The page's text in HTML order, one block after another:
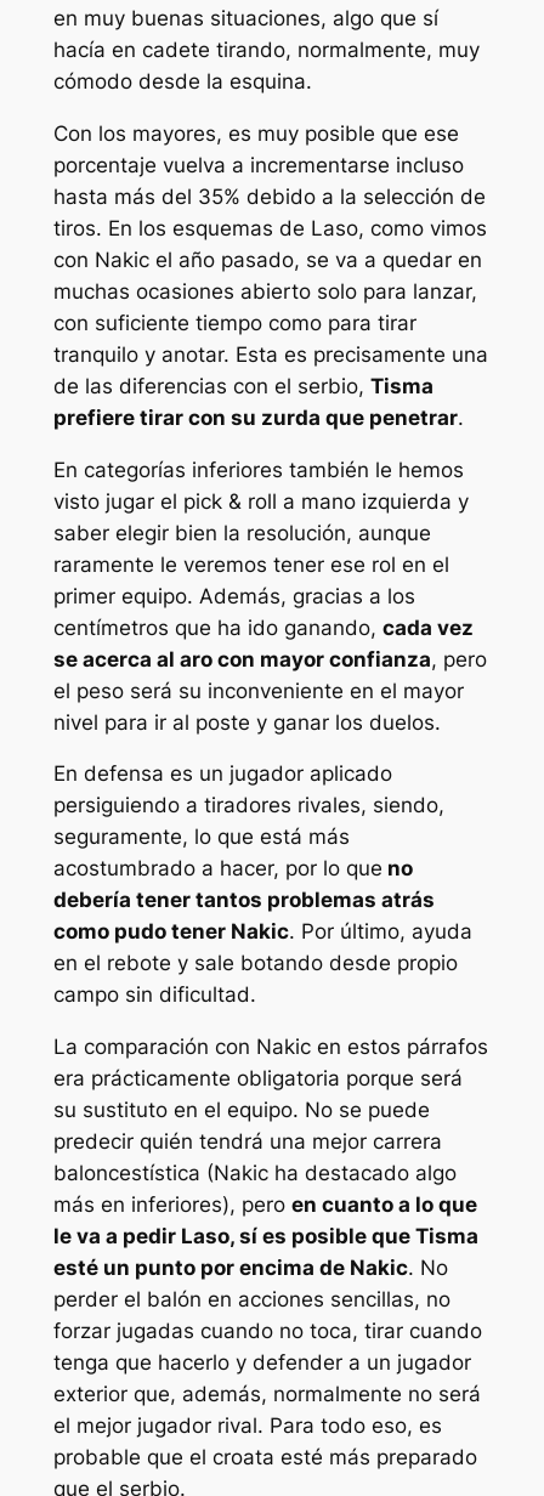
en muy buenas situaciones, algo que sí
hacía en cadete tirando, normalmente, muy
cómodo desde la esquina.
Con los mayores, es muy posible que ese
porcentaje vuelva a incrementarse incluso
hasta más del 35% debido a la selección de
tiros. En los esquemas de Laso, como vimos
con Nakic el año pasado, se va a quedar en
muchas ocasiones abierto solo para lanzar,
con suficiente tiempo como para tirar
tranquilo y anotar. Esta es precisamente una
de las diferencias con el serbio, Tisma
prefiere tirar con su zurda que penetrar.
En categorías inferiores también le hemos
visto jugar el pick & roll a mano izquierda y
saber elegir bien la resolución, aunque
raramente le veremos tener ese rol en el
primer equipo. Además, gracias a los
centímetros que ha ido ganando, cada vez
se acerca al aro con mayor confianza, pero
el peso será su inconveniente en el mayor
nivel para ir al poste y ganar los duelos.
En defensa es un jugador aplicado
persiguiendo a tiradores rivales, siendo,
seguramente, lo que está más
acostumbrado a hacer, por lo que no
debería tener tantos problemas atrás
como pudo tener Nakic. Por último, ayuda
en el rebote y sale botando desde propio
campo sin dificultad.
La comparación con Nakic en estos párrafos
era prácticamente obligatoria porque será
su sustituto en el equipo. No se puede
predecir quién tendrá una mejor carrera
baloncestística (Nakic ha destacado algo
más en inferiores), pero en cuanto a lo que
le va a pedir Laso, sí es posible que Tisma
esté un punto por encima de Nakic. No
perder el balón en acciones sencillas, no
forzar jugadas cuando no toca, tirar cuando
tenga que hacerlo y defender a un jugador
exterior que, además, normalmente no será
el mejor jugador rival. Para todo eso, es
probable que el croata esté más preparado
que el serbio.